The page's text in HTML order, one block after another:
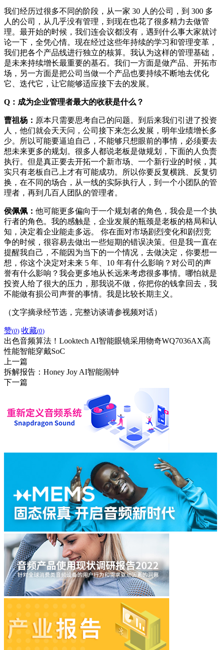
我们经历过很多不同的阶段，从一家 30 人的公司，到 300 多
人的公司，从几乎没有管理，到现在也花了很多精力去做管
理。最开始的时候，我们连会议都没有，遇到什么事大家就讨
论一下，全凭心情。现在经过这些年持续的学习和管理变革，
我们把各个产品线进行独立的核算。我认为这样的管理基础，
是未来持续增长最重要的基石。我们一方面是做产品、开拓市
场，另一方面是把公司当做一个产品也要持续不断地去优化
它、迭代它，让它能够适应接下去的发展。
Q：成为企业管理者最大的收获是什么？
曹祖杨： 原本只需要思考自己的问题。到后来我们引进了投资
人，他们就会天天问，公司接下来怎么发展，明年业绩增长多
少。所以可能要逼迫自己，不能够只想眼前的事情，必须要去
想未来更多的规划。很多人都说老板是做规划，下面的人负责
执行。但是真正要去开拓一个新市场、一个新行业的时候，其
实只有老板自己上才有可能成功。所以你要反复横跳、反复切
换，在不同的场合，从一线的实际执行人，到一个小团队的管
理者，再到几百人团队的管理者。
侯佩佩： 他可能更多偏向于一个规划者的角色，我会是一个执
行者的角色。我的感触是，企业发展的瓶颈是老板的格局和认
知，决定着企业能走多远。 你在面对市场剧烈变化和剧烈竞
争的时候，很容易去做出一些短期的错误决策。但是我一直在
提醒我自己，不能因为当下的一个情况，去做决定，你要想一
想，你这个决定对未来 5 年、10 年有什么影响？对公司的声
誉有什么影响？我会更多地从长远来考虑很多事情。哪怕就是
投资人给了很大的压力，那我说不做，你把你的钱拿回去，我
不能做有损公司声誉的事情。我是比较长期主义。
（文字摘录经节选，完整访谈请参视频对话）
赞(0) 收藏(0)
出色音频算法！Looktech AI智能眼镜采用物奇WQ7036AX高
性能智能穿戴SoC
上一篇
拆解报告：Honey Joy AI智能闹钟
下一篇